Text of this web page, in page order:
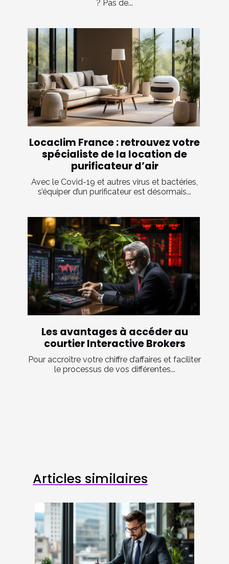
? Pas de...
Locaclim France : retrouvez votre
spécialiste de la location de
purificateur d’air
Avec le Covid-19 et autres virus et bactéries,
s’équiper d’un purificateur est désormais...
Les avantages à accéder au
courtier Interactive Brokers
Pour accroître votre chiffre d’affaires et faciliter
le processus de vos différentes...
Articles similaires